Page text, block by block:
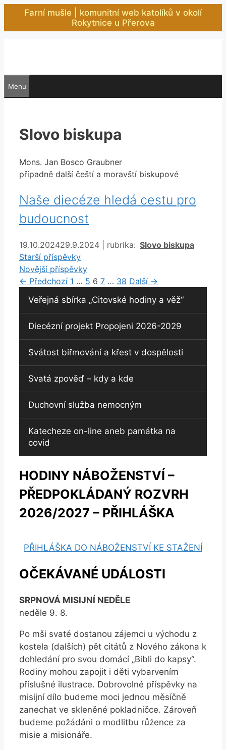
Přeskočit
obsah
Farní mušle | komunitní web katolíků v okolí
Rokytnice u Přerova
Menu
Slovo biskupa
Mons. Jan Bosco Graubner
případně další čeští a moravští biskupové
Naše diecéze hledá cestu pro
budoucnost
19.10.202429.9.2024 rubrika: Rubriky
Slovo biskupa
Starší příspěvky
Novější příspěvky
← Předchozí Stránka
1 … Stránka
5 Stránka
6 Stránka
7 … Stránka
38 Další →
Veřejná sbírka „Citovské hodiny a věž“
Diecézní projekt Propojeni 2026-2029
Svátost biřmování a křest v dospělosti
Svatá zpověď – kdy a kde
Duchovní služba nemocným
Katecheze on-line aneb památka na
covid
HODINY NÁBOŽENSTVÍ –
PŘEDPOKLÁDANÝ ROZVRH
2026/2027 – PŘIHLÁŠKA
PŘIHLÁŠKA DO NÁBOŽENSTVÍ KE STAŽENÍ
OČEKÁVANÉ UDÁLOSTI
SRPNOVÁ MISIJNÍ NEDĚLE
neděle 9. 8.
Po mši svaté dostanou zájemci u východu z
kostela (dalších) pět citátů z Nového zákona k
dohledání pro svou domácí „Bibli do kapsy“.
Rodiny mohou zapojit i děti vybarvením
příslušné ilustrace. Dobrovolné příspěvky na
misijní dílo budeme moci jednou měsíčně
zanechat ve skleněné pokladničce. Zároveň
budeme požádáni o modlitbu růžence za
misie a misionáře.